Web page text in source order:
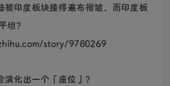
印度板块撞得遍布褶皱，而印度板
坦？
story/9780269
化出一个「座位」？